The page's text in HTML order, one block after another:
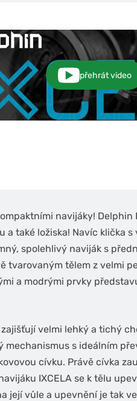
přehrát video
navijáky! Delphin
a také ložiska! Navíc klička
spolehlivý naviják s
tvarovaným tělem z velmi
a modrými prvky
velmi lehký a tichý
s ideálním
cívku. Právě cívka
IXCELA se k tělu
její vůle a upevnění je tak